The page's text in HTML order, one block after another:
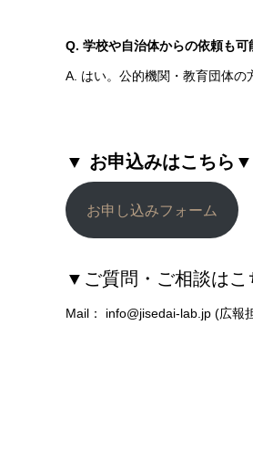
Q. 学校や自治体からの依頼も可
A. はい。公的機関・教育団体の
▼ お申込みはこちら▼
お申し込みフォーム
▼ ご質問・ご相談はこ
Mail： info@jisedai-lab.jp (広報